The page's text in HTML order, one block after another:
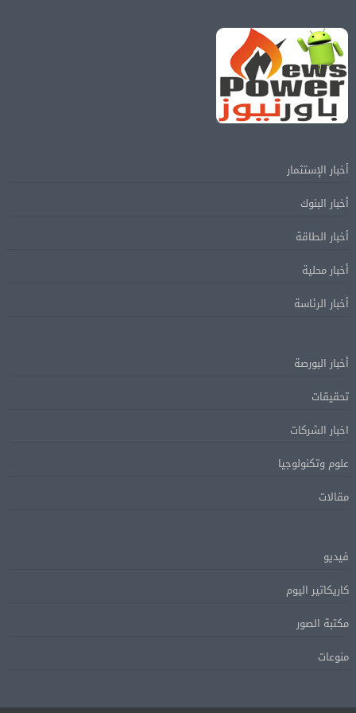
أخبار الإستثمار
أخبار البنوك
أخبار الطاقة
أخبار محلية
أخبار الرئاسة
أخبار البورصة
تحقيقات
اخبار الشركات
علوم وتكنولوجيا
مقالات
فيديو
كاريكاتير اليوم
مكتبة الصور
منوعات